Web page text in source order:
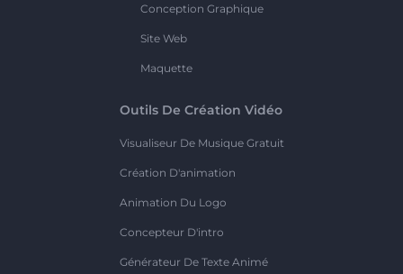
Conception Graphique
Site Web
Maquette
Outils De Création Vidéo
Visualiseur De Musique Gratuit
Création D'animation
Animation Du Logo
Concepteur D'intro
Générateur De Texte Animé